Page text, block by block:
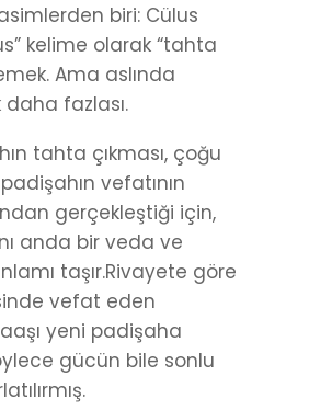
biri: Cülus
kelime olarak “tahta
Ama aslında
fazlası.
tahta çıkması, çoğu
vefatının
gerçekleştiği için,
anda bir veda ve
taşır.Rivayete göre
vefat eden
yeni padişaha
gücün bile sonlu